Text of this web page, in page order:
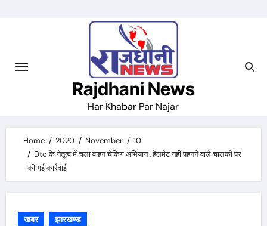
Rajdhani News
Har Khabar Par Najar
Home 2020 November
10
Dto के नेतृत्व में चला वाहन चेकिंग अभियान , हेलमेट नहीं पहनने वाले चालको पर
की गई कार्रवाई
खबर झारखण्ड